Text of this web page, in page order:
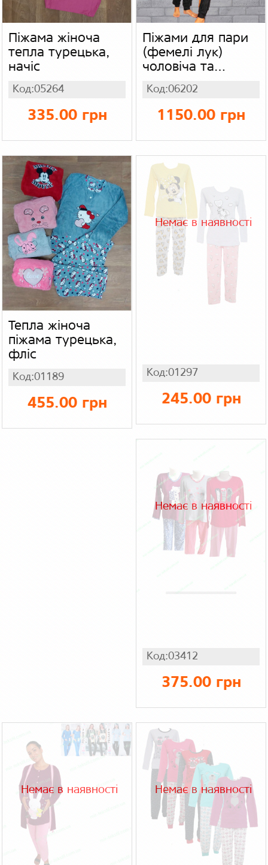
Піжама жіноча
тепла турецька,
начіс
Код:05264
335.00 грн
Піжами для пари
(фемелі лук)
чоловіча та
жіноча тепла з
довгим рукавом
напис LOVE
бавовна
Код:06202
1150.00 грн
Тепла жіноча
піжама турецька,
фліс
Код:01189
455.00 грн
Немає в наявності
Код:01297
245.00 грн
Немає в наявності
Код:03412
375.00 грн
Немає в наявності Немає в наявності